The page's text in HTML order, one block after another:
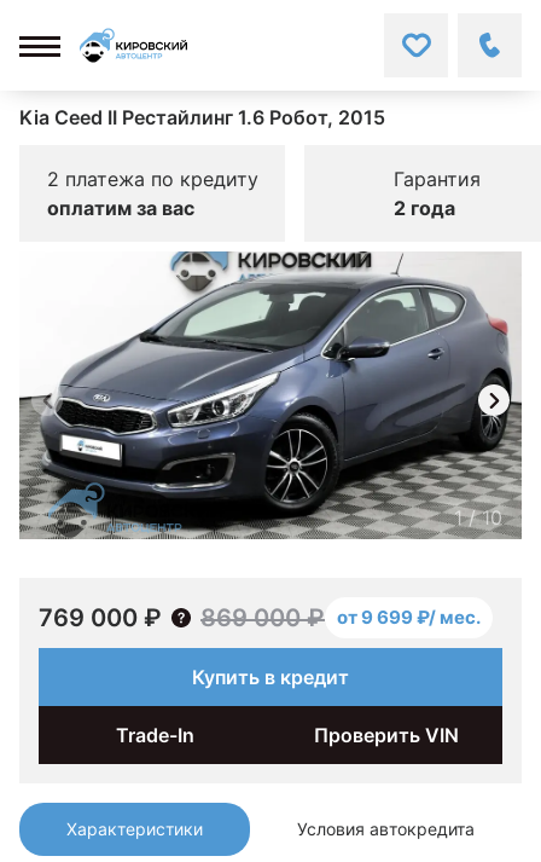
Kia Ceed II Рестайлинг 1.6 Робот, 2015
2 платежа по кредиту
оплатим за вас
Гарантия
2 года
Характеристики Условия автокредита
1/10
769 000 ₽ 869 000 ₽ от 9 699 ₽/ мес.
Купить в кредит
Trade-In Проверить VIN